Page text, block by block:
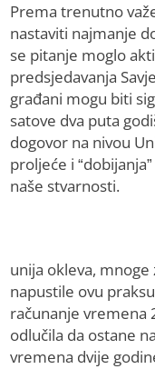
Prema trenutno
nastaviti naјmanje
se pitanje moglo
predsjedavanja
građani mogu biti
satove dva puta
dogovor na nivou
proljeće i
naše stvarnosti.
uniјa okleva,
napustile ovu
računanje vremena
odlučila da ostane
vremena dvije